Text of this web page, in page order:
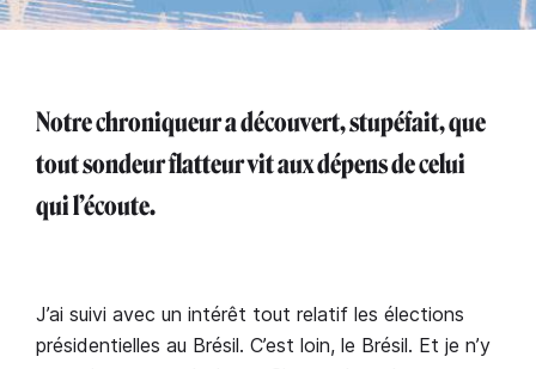
Notre chroniqueur a découvert, stupéfait, que
tout sondeur flatteur vit aux dépens de celui
qui l’écoute.
J’ai suivi avec un intérêt tout relatif les élections
présidentielles au Brésil. C’est loin, le Brésil. Et je n’y